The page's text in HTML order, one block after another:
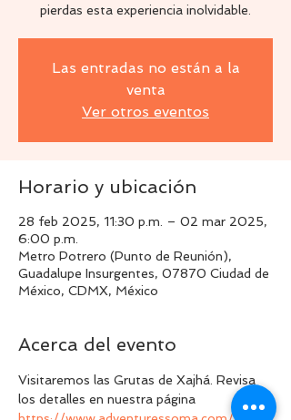
pierdas esta experiencia inolvidable.
Las entradas no están a la
venta
Ver otros eventos
Horario y ubicación
28 feb 2025, 11:30 p.m. – 02 mar 2025,
6:00 p.m.
Metro Potrero (Punto de Reunión),
Guadalupe Insurgentes, 07870 Ciudad de
México, CDMX, México
Acerca del evento
Visitaremos las Grutas de Xajhá. Revisa
los detalles en nuestra página